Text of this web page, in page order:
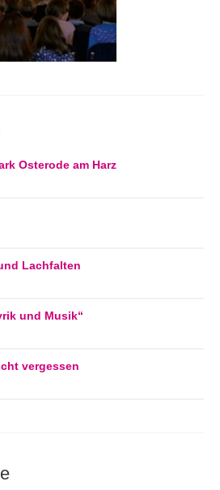
von Mitgliedern
Literaturhaus Leipzig
Osterode am Harz
Lachfalten
und Musik“
vergessen